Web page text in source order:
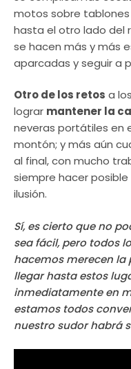
motos sobre
hasta el otro lado del
se hacen más y más
aparcadas y seguir a
Otro de los retos a
lograr mantener la
neveras portátiles en
montón; y más aún
al final, con mucho
siempre hacer
ilusión.
Sí, es cierto que no
sea fácil, pero todos
hacemos merecen la
llegar hasta estos
inmediatamente en
estamos todos
nuestro sudor habrá